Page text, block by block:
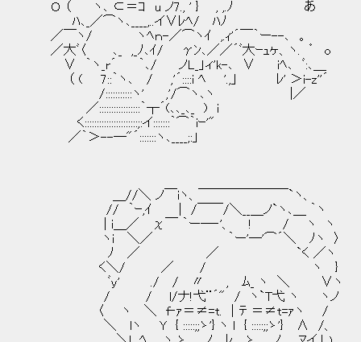
Ｏ （ ヽ､ ⊂＝ｺ u ノ7., ' } , ,.ﾉ あ
ﾊ､_／⌒ヽ､____,..イ∨ﾚﾍ/ ﾊﾉ
／￣ヽ/ ヽﾍｎ-／⌒ヽｲ ,.ｨ'´￣｀ー--､ 。
／大ﾞ〈 ､_ ,_ﾉ､ｲ/ γﾝ､／／´ﾞ大ｰｭヶ、ヽ. ゜ o
∨ ｀ヽ_r´ ｀､/ ノL_」ィ'k-､ ∨ iﾍ､ ﾞ:､＿
（ ( 7::｀ヽ､ / ,'´::::i ﾍ '.,｣ ﾚ' ＞i-z''´
/:::::::::::ヽ' ,'/⌒ヽ､ヽ |／
／:::::::::::::::::｀┬´(､､_､_ ) i
く::::::::::::::::::::::;:イ:::::::｀⌒｀iｰ'"
／｀＞--─"´:::::::ヽ､____;:」
＿//＼ ノ￣iヽ、￣￣￣￣￣￣￣`ヽ、
// ｀ｰ,ｲ | /￣￣/＼__＿ノ`ヽ､＿ ｀ヽ
| i＿／ χ￣ ｀ー―‐'、 ! / ヽ ヽ
ヽi ＼／ ｀ー'―'⌒´＼ ﾉヽ 〉
ﾉ ／ ／ `く ／ヽ
く＼/ ／ / ヽ } 安心し
ﾞy' ./ / 〃 , ﾑ_ ヽ ＼ ∨ヽ
/ / l/ナ!弋¨´" / ヽ`T弋 ヽ ヽノ こっち
〈 ヽ ＼ f‐ｧ＝≠=t. │ﾃ ＝≠t=ｧヽ /
＼ lヽ Y { :::::;;ゝ'} ヽ l { :::::;;ゝ'} ∧ /、 雨風